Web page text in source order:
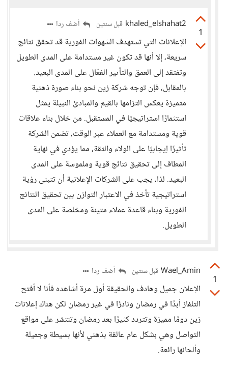
1
khaled_elshahat2 قبل سنتين أضف ردا
الإعلانات التي تستهدف الشهوات الفورية قد تحقق نتائج
سريعة، إلا أنها قد تكون غير مستدامة على المدى الطويل
وتفتقد إلى العمق والتأثير الفعّال على المدى البعيد.
بالمقابل، فإن توجه شركة زين نحو بناء صورة ذهنية
متميزة يعكس التزامها بالقيم والمبادئ النبيلة يمثل
استثمارًا استراتيجيًا في المستقبل. من خلال بناء علاقات
قوية ومستدامة مع العملاء عبر الوقت، تضمن الشركة
تأثيرًا إيجابيًا على الولاء والثقة، مما يؤدي في نهاية
المطاف إلى تحقيق نتائج قوية وملموسة على المدى
البعيد. لذا، يجب على الشركات الإعلانية أن تتبنى رؤية
استراتيجية تأخذ في الاعتبار التوازن بين تحقيق النتائج
الفورية وبناء قاعدة عملاء متينة ومخلصة على المدى
الطويل.
1
Wael_Amin قبل سنتين أضف ردا
الإعلان جميل وهادف والحقيقة أول مرة أشاهده فأنا لا أفتح
التلفاز أبدًا في رمضان ونادرًا في غير رمضان لكن هناك إعلانات
زين دومًا مميزة وتتردد كثيرًا بعد رمضان وتنتشر على مواقع
التواصل وهي بشكل عام عالقة بذهني لأنها بسيطة وجميلة
وألحانها رائعة.